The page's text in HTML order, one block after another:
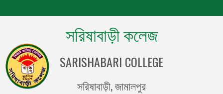
সরিষাবাড়ী কলেজ
SARISHABARI COLLEGE
সরিষাবাড়ী, জামালপুর